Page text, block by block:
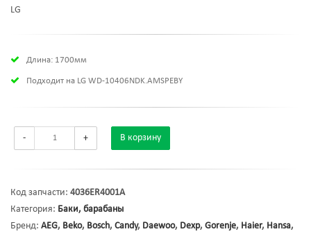
LG
Длина: 1700мм
Подходит на LG WD-10406NDK.AMSPEBY
- + В корзину
Код запчасти: 4036ER4001A
Категория: Баки, барабаны
Бренд: AEG, Beko, Bosch, Candy, Daewoo, Dexp, Gorenje, Haier, Hansa,